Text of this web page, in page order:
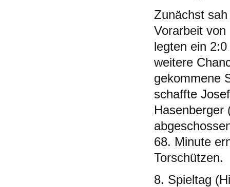
Zunächst
Vorarbeit
legten ein
weitere
gekommene
schaffte
Hasenberger
68. Minute
Torschützen.
8. Spieltag